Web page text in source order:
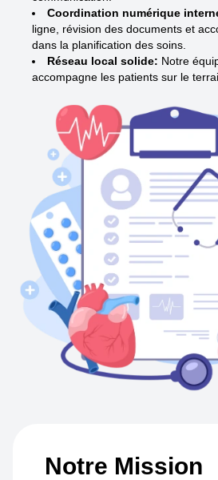
Coordination numérique
ligne, révision des documents et
dans la planification des soins.
Réseau local solide: Notre
accompagne les patients sur le
Notre Mission